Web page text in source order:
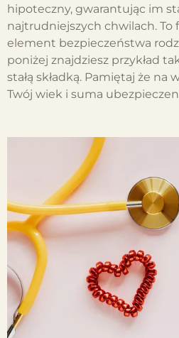
hipoteczny, gwarantując im
najtrudniejszych chwilach.
element bezpieczeństwa
poniżej znajdziesz przykład
stałą składką. Pamiętaj że na
Twój wiek i suma